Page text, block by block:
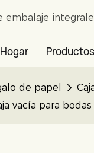
embalaje
Hogar Productos
de papel
vacía para